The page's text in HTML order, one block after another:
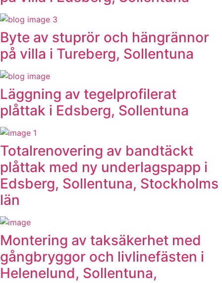
Byte av stuprör och hängrännor
på villa i Tureberg, Sollentuna
Läggning av tegelprofilerat
plåttak i Edsberg, Sollentuna
Totalrenovering av bandtäckt
plåttak med ny underlagspapp i
Edsberg, Sollentuna, Stockholms
län
Montering av taksäkerhet med
gångbryggor och livlinefästen i
Helenelund, Sollentuna,